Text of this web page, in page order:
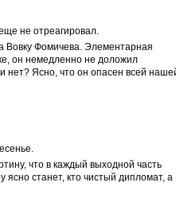
не отреагировал.
Вовку Фомичева. Элементарная
он немедленно не доложил
нет? Ясно, что он опасен всей
что в каждый выходной часть
ясно станет, кто чистый дипломат, а